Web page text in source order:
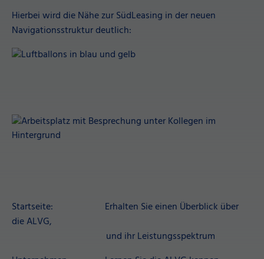
Hierbei wird die Nähe zur SüdLeasing in der neuen
Navigationsstruktur deutlich:
Startseite: Erhalten Sie einen Überblick über
die ALVG,
und ihr Leistungsspektrum